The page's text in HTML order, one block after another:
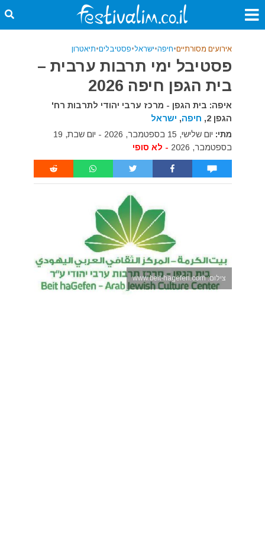
אירועים מסורתיים•חיפה•ישראל•פסטיבלים•תיאטרון
פסטיבל ימי תרבות ערבית –
בית הגפן חיפה 2026
איפה: בית הגפן - מרכז ערבי יהודי לתרבות רח'
הגפן 2,
חיפה, ישראל
מתי:
יום שלישי, 15 בספטמבר, 2026 - יום שבת, 19
בספטמבר, 2026
- לא סופי
צילום: www.beit-hagefen.com